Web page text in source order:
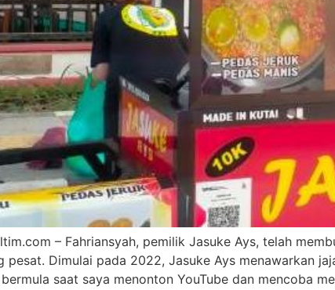
– Fahriansyah, pemilik Jasuke Ays, telah
pesat. Dimulai pada 2022, Jasuke Ays menawarkan
saat saya menonton YouTube dan mencoba